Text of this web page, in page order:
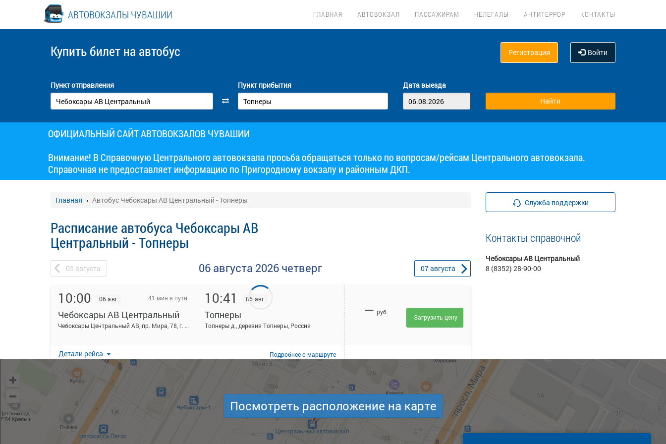
АВТОВОКЗАЛЫ ЧУВАШИИ ГЛАВНАЯ АВТОВОКЗАЛ ПАССАЖИРАМ НЕЛЕГАЛЫ АНТИТЕРРОР КОНТАКТЫ
Купить билет на автобус Регистрация Войти
Пункт отправления Пункт прибытия Дата выезда
ОФИЦИАЛЬНЫЙ САЙТ АВТОВОКЗАЛОВ ЧУВАШИИ
Внимание! В Справочную Центрального автовокзала просьба обращаться только по вопросам/рейсам Центрального автовокзала.
Справочная не предоставляет информацию по Пригородному вокзалу и районным ДКП.
Главная Автобус Чебоксары АВ Центральный - Топнеры
Расписание автобуса Чебоксары АВ
Центральный - Топнеры
05 августа 06 августа 2026 четверг 07августа
10:00 06 авг 41 мин в пути
Чебоксары АВ Центральный
Чебоксары Центральный АВ, пр. Мира, 78, г. Чебоксары
10:41 06 авг
Топнеры
Топнеры д., деревня Топнеры, Россия
Детали рейса Подробнеео маршруте
— руб.
Загрузить цену
17:30 06 авг 41 мин в пути
Чебоксары АВ Центральный Топнеры
Топнеры д., деревня Топнеры, Россия
Детали рейса
— Загрузить цену
Служба поддержки
Контакты справочной
Чебоксары АВ Центральный
8 (8352) 28-90-00
Посмотреть расположение на карте